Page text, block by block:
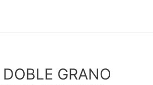
GRANO